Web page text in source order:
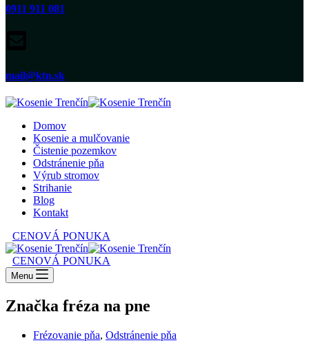
0911 911 081
mail@ktn.sk
Domov
Kosenie a mulčovanie
Čistenie pozemkov
Odstránenie pňa
Výrub stromov
Strihanie
Blog
Kontakt
CENOVÁ PONUKA
CENOVÁ PONUKA
Menu
Značka fréza na pne
Frézovanie pňa, Odstránenie pňa